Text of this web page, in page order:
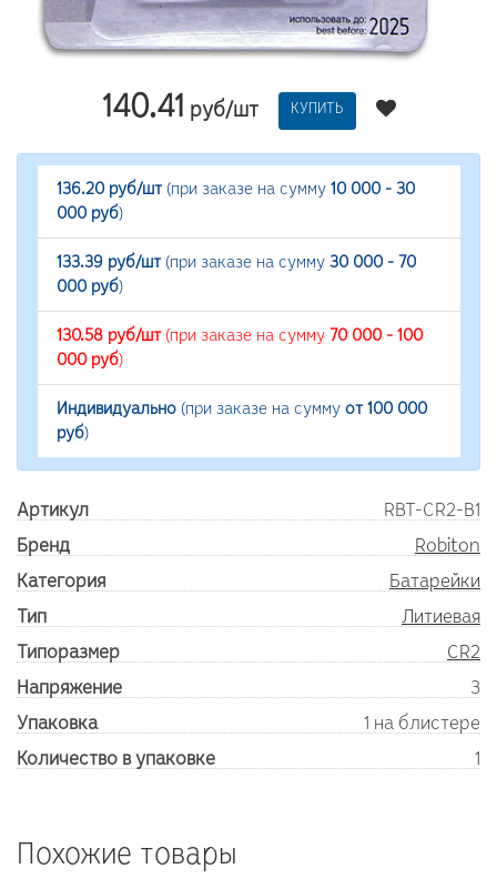
140.41 руб/шт КУПИТЬ
136.20 руб/шт(при заказе на сумму 10 000 - 30
000 руб)
133.39 руб/шт(при заказе на сумму 30 000 - 70
000 руб)
130.58 руб/шт(при заказе на сумму 70 000 - 100
000 руб)
Индивидуально (при заказе на сумму от 100 000
руб)
Артикул
RBT-CR2-B1
Бренд
Robiton
Категория
Батарейки
Тип
Литиевая
Типоразмер
CR2
Напряжение
3
Упаковка
1 на блистере
Количество в упаковке
1
Похожие товары